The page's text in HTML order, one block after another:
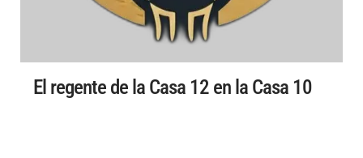
El regente de la Casa 12 en la Casa 10